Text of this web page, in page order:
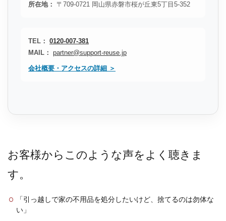
所在地：
〒709-0721 岡山県赤磐市桜が丘東5丁目5-352
TEL： 0120-007-381
MAIL： partner@support-reuse.jp
会社概要・アクセスの詳細 ＞
お客様からこのような声をよく聴きま
す。
「引っ越しで家の不用品を処分したいけど、捨てるのは勿体な
い」